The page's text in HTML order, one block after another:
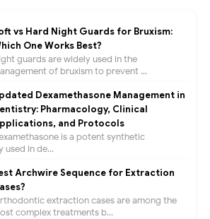
vs Hard Night Guards for Bruxism:
One Works Best?
guards are widely used in the
of bruxism to prevent ...
Dexamethasone Management in
Pharmacology, Clinical
and Protocols
is a potent synthetic
in de...
Archwire Sequence for Extraction
extraction cases are among the
complex treatments b...